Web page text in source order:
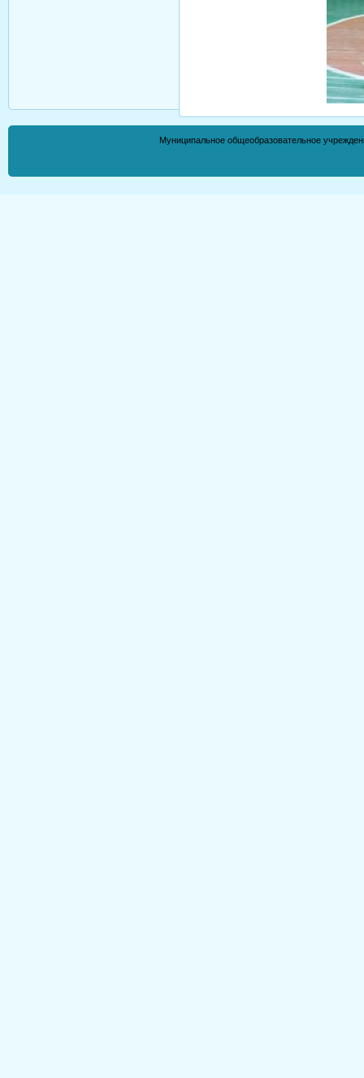
Муниципальное общеобразовательное